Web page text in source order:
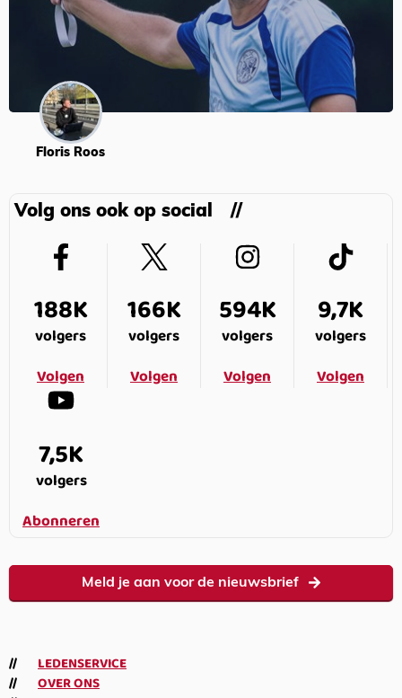
Floris Roos
Volg ons ook op social
188K
volgers
Volgen
166K
volgers
Volgen
594K
volgers
Volgen
9,7K
volgers
Volgen
7,5K
volgers
Abonneren
Meld je aan voor de nieuwsbrief
LEDENSERVICE
OVER ONS